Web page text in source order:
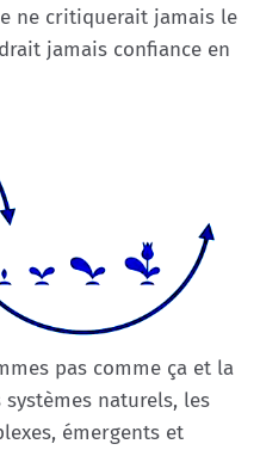
ne critiquerait jamais le
jamais confiance en
pas comme ça et la
naturels, les
émergents et